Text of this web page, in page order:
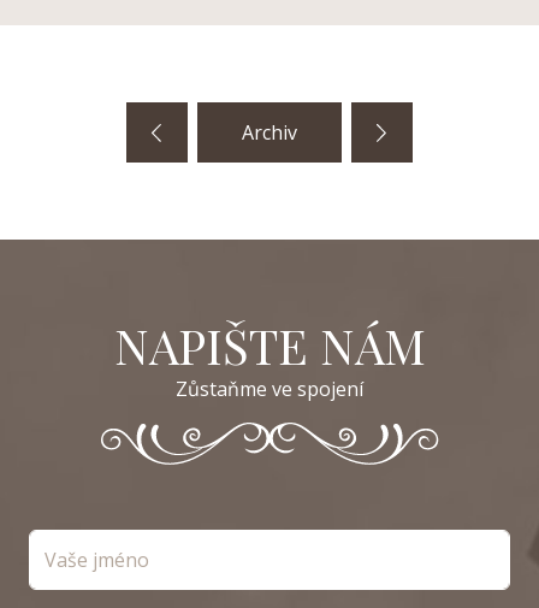
Archiv
NAPIŠTE NÁM
Zůstaňme ve spojení
Vaše jméno